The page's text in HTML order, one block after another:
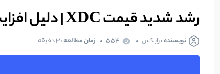
رشد شدید قیمت XDC | دلیل افزایش قیمت XDC چیست؟
نویسنده :رابکس 554 زمان مطالعه :3 دقیقه